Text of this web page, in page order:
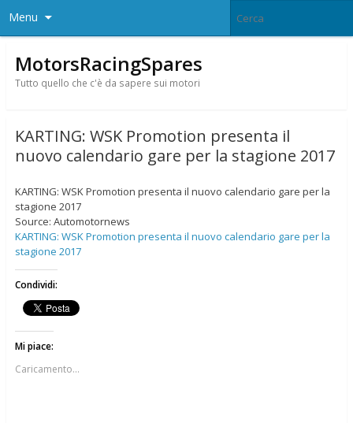
Menu
MotorsRacingSpares
Tutto quello che c'è da sapere sui motori
KARTING: WSK Promotion presenta il
nuovo calendario gare per la stagione 2017
KARTING: WSK Promotion presenta il nuovo calendario gare per la
stagione 2017
Source: Automotornews
KARTING: WSK Promotion presenta il nuovo calendario gare per la
stagione 2017
Condividi:
Mi piace:
Caricamento...